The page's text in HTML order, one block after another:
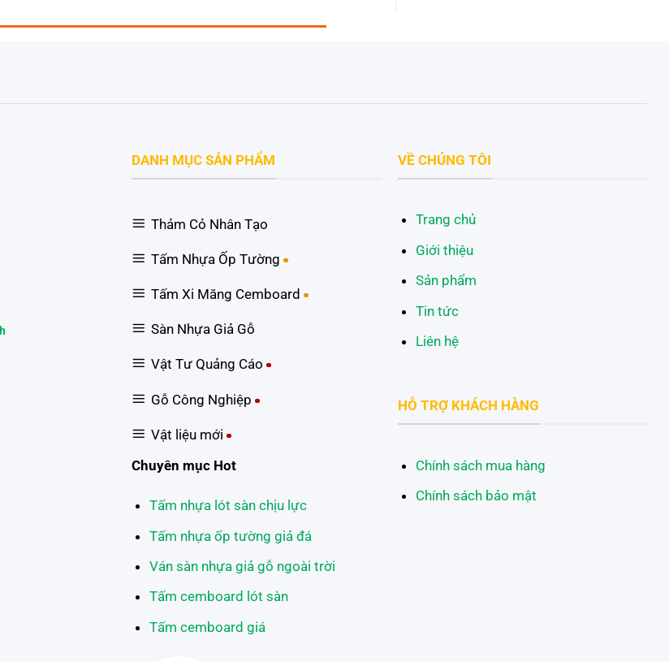
DANH MỤC SẢN PHẨM
Thảm Cỏ Nhân Tạo
Tấm Nhựa Ốp Tường
Tấm Xi Măng Cemboard
Sàn Nhựa Giả Gỗ
Vật Tư Quảng Cáo
Gỗ Công Nghiệp
Vật liệu mới
Chuyên mục Hot
Tấm nhựa lót sàn chịu lực
Tấm nhựa ốp tường giả đá
Ván sàn nhựa giả gỗ ngoài trời
Tấm cemboard lót sàn
Tấm cemboard giá
VỀ CHÚNG TÔI
Trang chủ
Giới thiệu
Sản phẩm
Tin tức
Liên hệ
HỖ TRỢ KHÁCH HÀNG
Chính sách mua hàng
Chính sách bảo mật